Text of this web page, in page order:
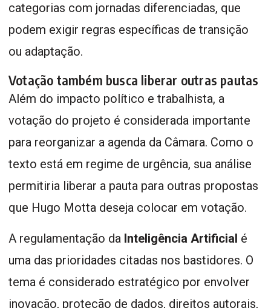
categorias com jornadas diferenciadas, que
podem exigir regras específicas de transição
ou adaptação.
Votação também busca liberar outras pautas
Além do impacto político e trabalhista, a
votação do projeto é considerada importante
para reorganizar a agenda da Câmara. Como o
texto está em regime de urgência, sua análise
permitiria liberar a pauta para outras propostas
que Hugo Motta deseja colocar em votação.
A regulamentação da Inteligência Artificial é
uma das prioridades citadas nos bastidores. O
tema é considerado estratégico por envolver
inovação, proteção de dados, direitos autorais,